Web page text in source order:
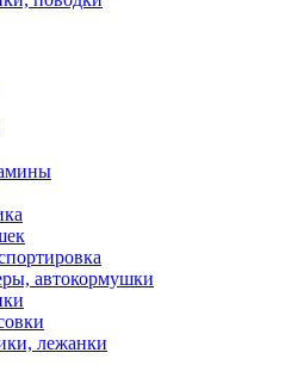
автокормушки
лежанки